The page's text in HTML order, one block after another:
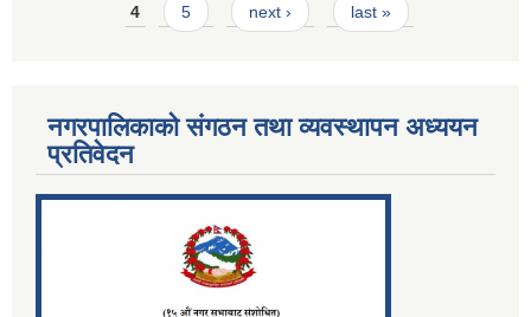
4 5 next › last »
नगरपालिकाको संगठन तथा व्यवस्थापन अध्ययन
प्रतिवेदन